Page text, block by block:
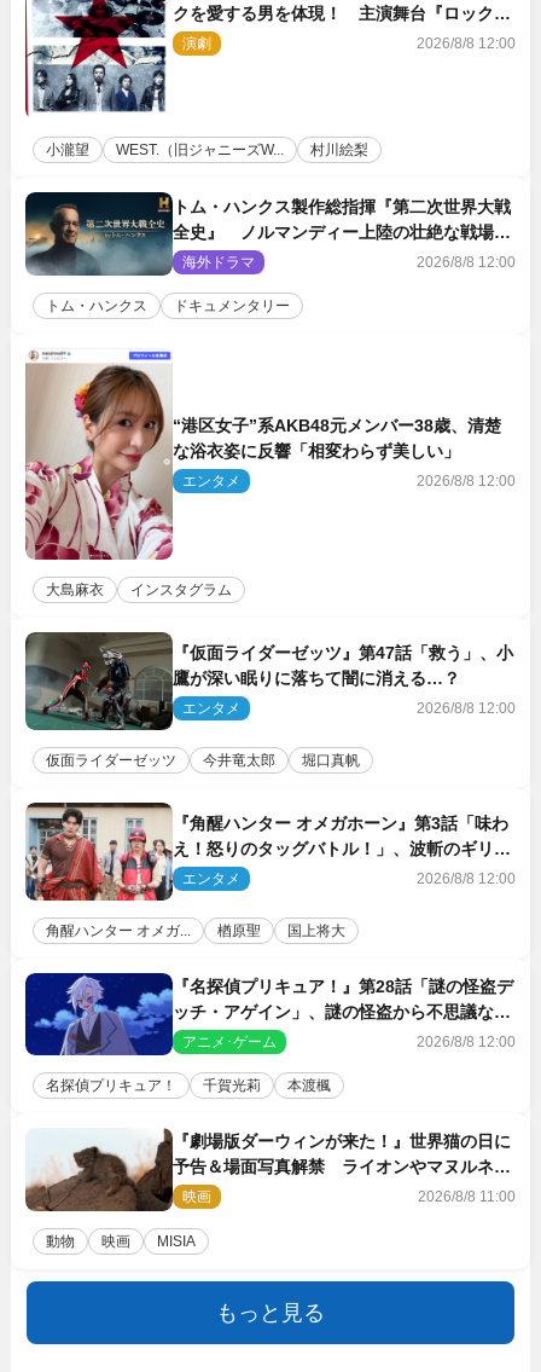
クを愛する男を体現！ 主演舞台『ロックン
ロール』ビジュアル解禁
演劇 2026/8/8 12:00
小瀧望 WEST.（旧ジャニーズW... 村川絵梨
トム・ハンクス製作総指揮『第二次世界大戦
全史』 ノルマンディー上陸の壮絶な戦場を
収めた特別映像解禁
海外ドラマ 2026/8/8 12:00
トム・ハンクス ドキュメンタリー
“港区女子”系AKB48元メンバー38歳、清楚
な浴衣姿に反響「相変わらず美しい」
エンタメ 2026/8/8 12:00
大島麻衣 インスタグラム
『仮面ライダーゼッツ』第47話「救う」、小
鷹が深い眠りに落ちて闇に消える…？
エンタメ 2026/8/8 12:00
仮面ライダーゼッツ 今井竜太郎 堀口真帆
『角醒ハンター オメガホーン』第3話「味わ
え！怒りのタッグバトル！」、波斬のギリコ
がハンターバトルを挑んできた！
エンタメ 2026/8/8 12:00
角醒ハンター オメガ... 楢原聖 国上将大
『名探偵プリキュア！』第28話「謎の怪盗デ
ッチ・アゲイン」、謎の怪盗から不思議な予
告状が届く
アニメ･ゲーム 2026/8/8 12:00
名探偵プリキュア！ 千賀光莉 本渡楓
『劇場版ダーウィンが来た！』世界猫の日に
予告＆場面写真解禁 ライオンやマヌルネコ
の赤ちゃんが大集合
映画 2026/8/8 11:00
動物 映画 MISIA
もっと見る